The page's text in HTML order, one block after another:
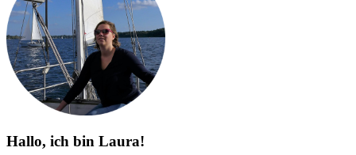
Hallo, ich bin Laura!